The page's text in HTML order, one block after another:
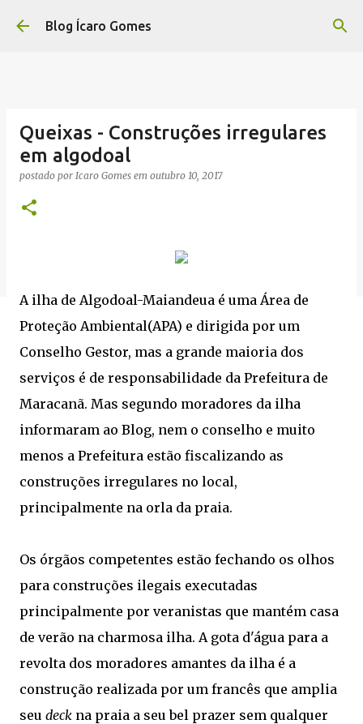
Pular para o conteúdo principal
Blog Ícaro Gomes
Queixas - Construções irregulares
em algodoal
postado por Icaro Gomes em outubro 10, 2017
A ilha de Algodoal-Maiandeua é uma Área de
Proteção Ambiental(APA) e dirigida por um
Conselho Gestor, mas a grande maioria dos
serviços é de responsabilidade da Prefeitura de
Maracanã. Mas segundo moradores da ilha
informaram ao Blog, nem o conselho e muito
menos a Prefeitura estão fiscalizando as
construções irregulares no local,
principalmente na orla da praia.
Os órgãos competentes estão fechando os olhos
para construções ilegais executadas
principalmente por veranistas que mantém casa
de verão na charmosa ilha. A gota d'água para a
revolta dos moradores amantes da ilha é a
construção realizada por um francês que amplia
seu deck na praia a seu bel prazer sem qualquer